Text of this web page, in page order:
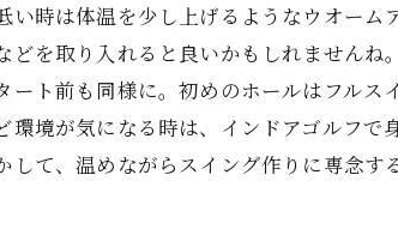
い時は体温を少し上げるようなウオーム
どを取り入れると良いかもしれませんね。
ート前も同様に。初めのホールはフルス
環境が気になる時は、インドアゴルフで
して、温めながらスイング作りに専念す